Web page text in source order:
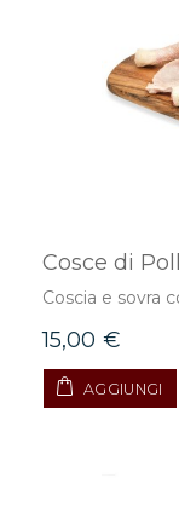
Cosce di
Coscia e sovra
15,00 €
AGGIUNGI